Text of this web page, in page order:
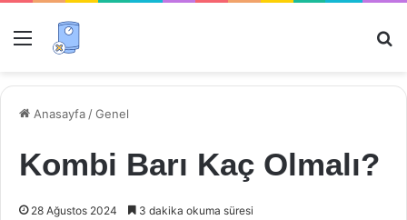
Menü
Anasayfa /Genel
Kombi Barı Kaç Olmalı?
28 Ağustos 2024 3 dakika okuma süresi